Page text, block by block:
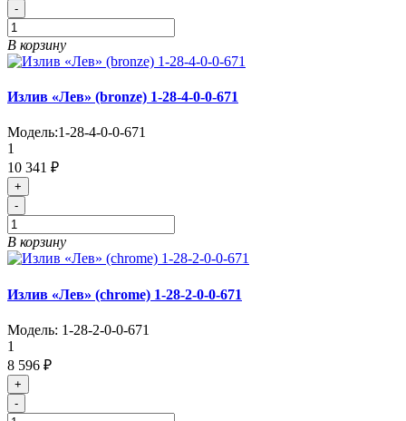
-
В корзину
Излив «Лев» (bronze) 1-28-4-0-0-671
Модель:1-28-4-0-0-671
1
10 341 ₽
+
-
В корзину
Излив «Лев» (chrome) 1-28-2-0-0-671
Модель: 1-28-2-0-0-671
1
8 596 ₽
+
-